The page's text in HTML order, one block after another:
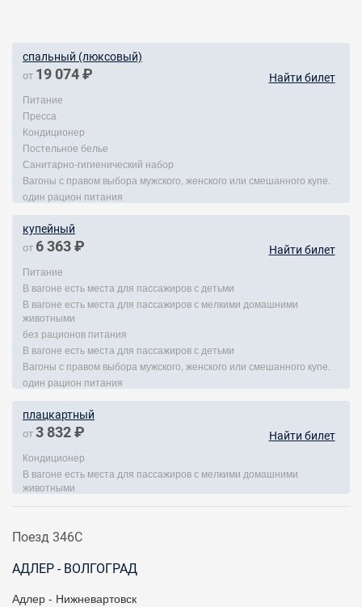
спальный (люксовый)
от 19 074 ₽ Найти билет
Питание
Пресса
Кондиционер
Постельное белье
Санитарно-гигиенический набор
Вагоны с правом выбора мужского, женского или смешанного купе.
один рацион питания
купейный
от 6 363 ₽ Найти билет
Питание
В вагоне есть места для пассажиров с детьми
В вагоне есть места для пассажиров с мелкими домашними
животными
без рационов питания
В вагоне есть места для пассажиров с детьми
Вагоны с правом выбора мужского, женского или смешанного купе.
один рацион питания
плацкартный
от 3 832 ₽ Найти билет
Кондиционер
В вагоне есть места для пассажиров с мелкими домашними
животными
Поезд 346С
АДЛЕР - ВОЛГОГРАД
Адлер - Нижневартовск